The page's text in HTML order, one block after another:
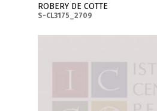
ROBERY DE COTTE
S-CL3175_2709